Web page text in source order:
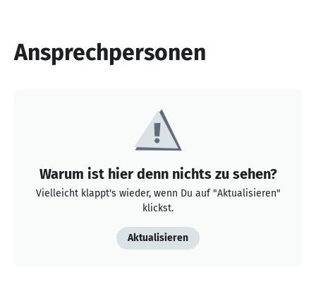
Ansprechpersonen
Warum ist hier denn nichts zu sehen?
Vielleicht klappt's wieder, wenn Du auf "Aktualisieren"
klickst.
Aktualisieren